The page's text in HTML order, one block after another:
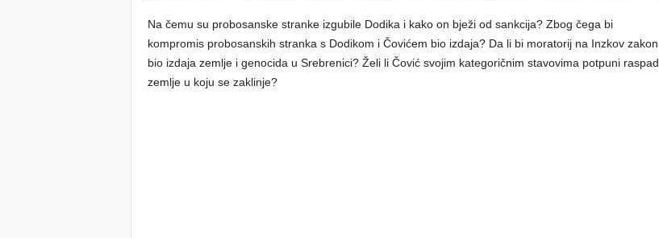
Na čemu su probosanske stranke izgubile Dodika i kako on bježi od sankcija? Zbog čega bi
kompromis probosanskih stranka s Dodikom i Čovićem bio izdaja? Da li bi moratorij na Inzkov zakon
bio izdaja zemlje i genocida u Srebrenici? Želi li Čović svojim kategoričnim stavovima potpuni raspad
zemlje u koju se zaklinje?